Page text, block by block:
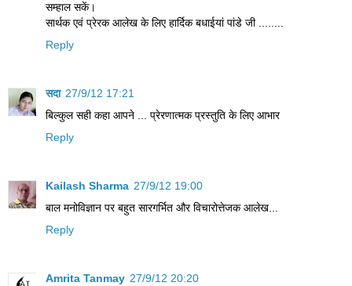
सम्हाल सकें।
सार्थक एवं प्रेरक आलेख के लिए हार्दिक बधाईयां पांडे जी ........
Reply
सदा 27/9/12 17:21
बिल्‍कुल सही कहा आपने ... प्रेरणात्‍मक प्रस्‍तुति के लिए आभार
Reply
Kailash Sharma 27/9/12 19:00
बाल मनोविज्ञान पर बहुत सारगर्भित और विचारोत्तेजक आलेख...
Reply
Amrita Tanmay 27/9/12 20:20